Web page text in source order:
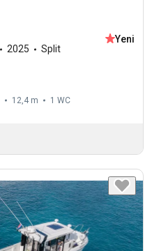
2025 Split
Yeni
12,4 m 1 WC